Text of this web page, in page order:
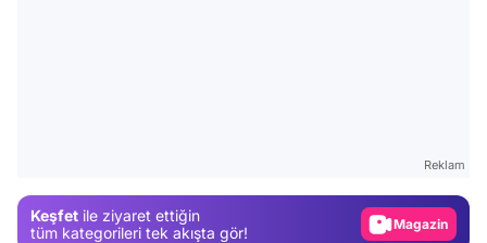
Reklam
Keşfet ile ziyaret ettiğin
tüm kategorileri tek akışta gör!
Magazin